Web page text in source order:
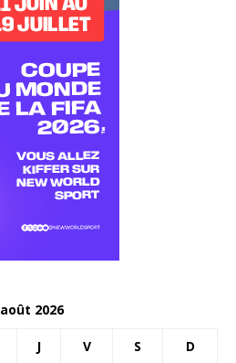
août 2026
J V S D